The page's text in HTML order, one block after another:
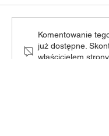
Wakacje z CKiP
Komentowanie
już dostępne.
właścicielem